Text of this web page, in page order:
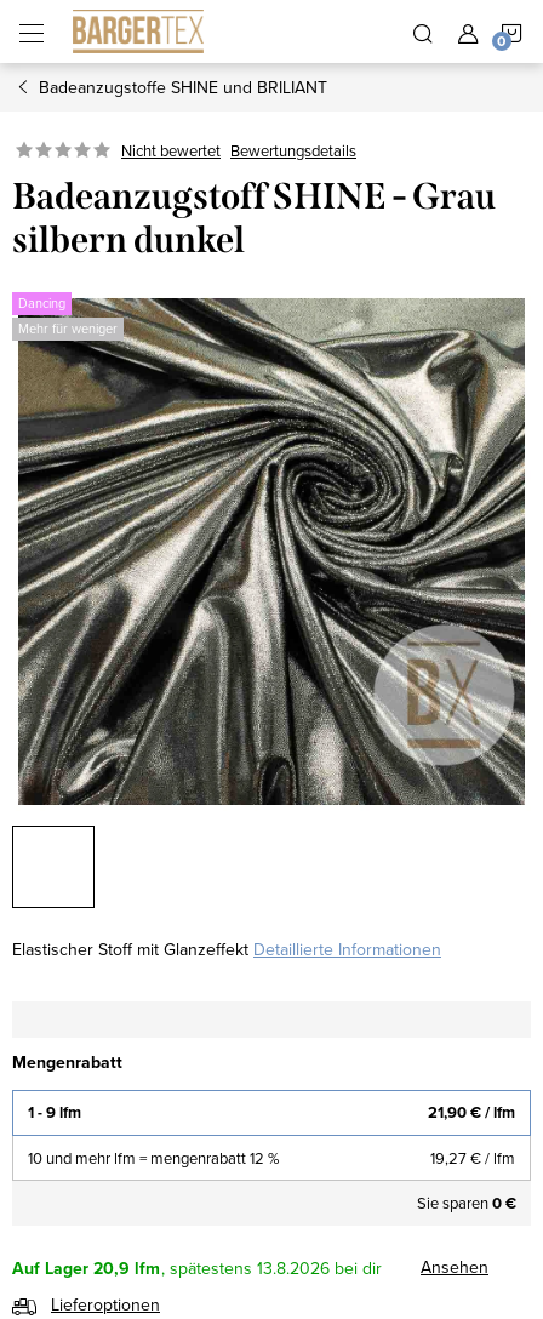
Inhalt
springen
Badeanzugstoffe SHINE und BRILIANT
Nicht bewertet Bewertungsdetails
Badeanzugstoff SHINE - Grau
silbern dunkel
Dancing
Mehr für weniger
Elastischer Stoff mit Glanzeffekt Detaillierte Informationen
Mengenrabatt
1 - 9 lfm 21,90 €/ lfm
10 und mehr lfm = mengenrabatt 12 % 19,27 €/ lfm
Sie sparen0 €
Auf Lager20,9 lfm 13.8.2026
Ansehen
Lieferoptionen